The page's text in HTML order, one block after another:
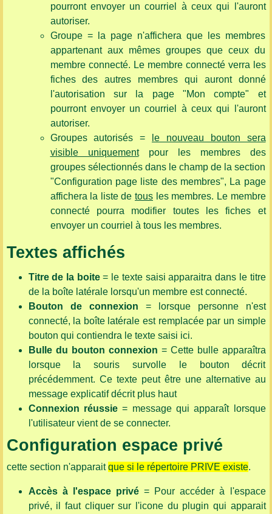
pourront envoyer un courriel à ceux qui l'auront
autoriser.
Groupe = la page n'affichera que les membres
appartenant aux mêmes groupes que ceux du
membre connecté. Le membre connecté verra les
fiches des autres membres qui auront donné
l'autorisation sur la page "Mon compte" et
pourront envoyer un courriel à ceux qui l'auront
autoriser.
Groupes autorisés =
le nouveau bouton sera
visible uniquementpour les membres des
groupes sélectionnés dans le champ de la section
"Configuration page liste des membres", La page
affichera la liste de tous les membres. Le membre
connecté pourra modifier toutes les fiches et
envoyer un courriel à tous les membres.
Textes affichés
Titre de la boite= le texte saisi apparaitra dans le titre
de la boîte latérale lorsqu'un membre est connecté.
Bouton de connexion = lorsque personne n'est
connecté, la boîte latérale est remplacée par un simple
bouton qui contiendra le texte saisi ici.
Bulle du bouton connexion = Cette bulle apparaîtra
lorsque la souris survolle le bouton décrit
précédemment. Ce texte peut être une alternative au
message explicatif décrit plus haut
Connexion réussie= message qui apparaît lorsque
l'utilisateur vient de se connecter.
Configuration espace privé
cette section n'apparaitque si le répertoire PRIVE existe.
Accès à l'espace privé= Pour accéder à l'espace
privé, il faut cliquer sur l'icone du plugin qui apparait